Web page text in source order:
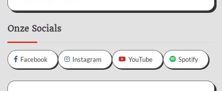
Onze Socials
Facebook Instagram YouTube Spotify